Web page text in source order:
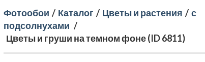
Фотообои / Каталог / Цветы и растения / с
подсолнухами /
Цветы и груши на темном фоне (ID 6811)